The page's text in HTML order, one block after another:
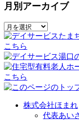
月別アーカイブ
株式会社ほまれ
代表あい